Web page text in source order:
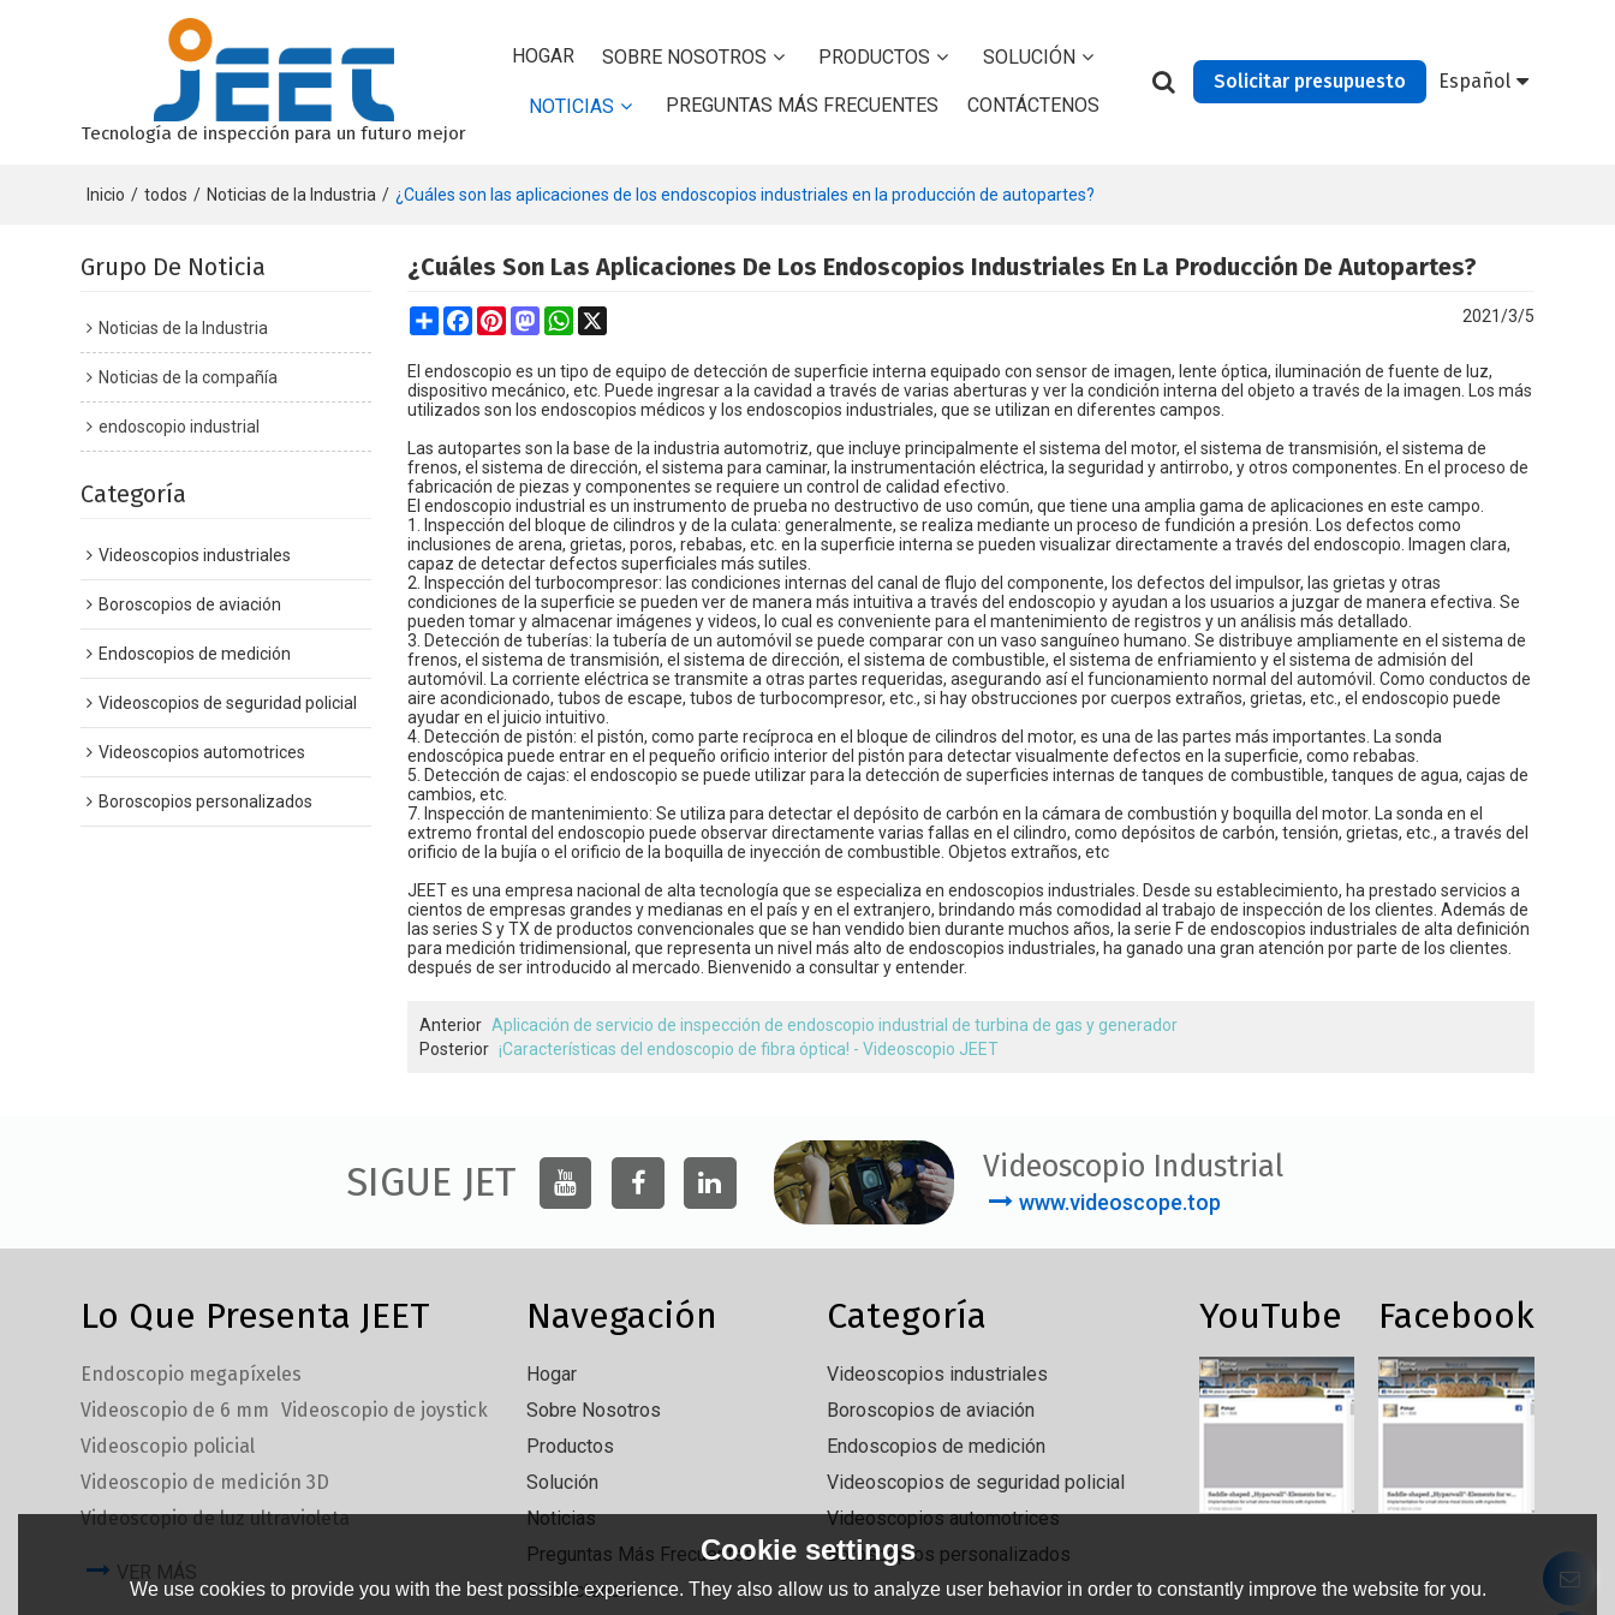
Tecnología de inspección para un futuro mejor
HOGAR SOBRE NOSOTROS PRODUCTOS SOLUCIÓN
NOTICIAS PREGUNTAS MÁS FRECUENTES CONTÁCTENOS
Solicitar presupuesto Español
Inicio / todos / Noticias de la Industria / ¿Cuáles son las aplicaciones de los endoscopios industriales en la producción de autopartes?
Grupo De Noticia
Noticias de la Industria
Noticias de la compañía
endoscopio industrial
Categoría
Videoscopios industriales
Boroscopios de aviación
Endoscopios de medición
Videoscopios de seguridad policial
Videoscopios automotrices
Boroscopios personalizados
¿Cuáles Son Las Aplicaciones De Los Endoscopios Industriales En La Producción De Autopartes?
ShareFacebook
PinterestMastodonWhatsApp 2021/3/5
El endoscopio es un tipo de equipo de detección de superficie interna equipado con sensor de imagen, lente óptica, iluminación de fuente de luz,
dispositivo mecánico, etc. Puede ingresar a la cavidad a través de varias aberturas y ver la condición interna del objeto a través de la imagen. Los más
utilizados son los endoscopios médicos y los endoscopios industriales, que se utilizan en diferentes campos.
Las autopartes son la base de la industria automotriz, que incluye principalmente el sistema del motor, el sistema de transmisión, el sistema de
frenos, el sistema de dirección, el sistema para caminar, la instrumentación eléctrica, la seguridad y antirrobo, y otros componentes. En el proceso de
fabricación de piezas y componentes se requiere un control de calidad efectivo.
El endoscopio industrial es un instrumento de prueba no destructivo de uso común, que tiene una amplia gama de aplicaciones en este campo.
1. Inspección del bloque de cilindros y de la culata: generalmente, se realiza mediante un proceso de fundición a presión. Los defectos como
inclusiones de arena, grietas, poros, rebabas, etc. en la superficie interna se pueden visualizar directamente a través del endoscopio. Imagen clara,
capaz de detectar defectos superficiales más sutiles.
2. Inspección del turbocompresor: las condiciones internas del canal de flujo del componente, los defectos del impulsor, las grietas y otras
condiciones de la superficie se pueden ver de manera más intuitiva a través del endoscopio y ayudan a los usuarios a juzgar de manera efectiva. Se
pueden tomar y almacenar imágenes y videos, lo cual es conveniente para el mantenimiento de registros y un análisis más detallado.
3. Detección de tuberías: la tubería de un automóvil se puede comparar con un vaso sanguíneo humano. Se distribuye ampliamente en el sistema de
frenos, el sistema de transmisión, el sistema de dirección, el sistema de combustible, el sistema de enfriamiento y el sistema de admisión del
automóvil. La corriente eléctrica se transmite a otras partes requeridas, asegurando así el funcionamiento normal del automóvil. Como conductos de
aire acondicionado, tubos de escape, tubos de turbocompresor, etc., si hay obstrucciones por cuerpos extraños, grietas, etc., el endoscopio puede
ayudar en el juicio intuitivo.
4. Detección de pistón: el pistón, como parte recíproca en el bloque de cilindros del motor, es una de las partes más importantes. La sonda
endoscópica puede entrar en el pequeño orificio interior del pistón para detectar visualmente defectos en la superficie, como rebabas.
5. Detección de cajas: el endoscopio se puede utilizar para la detección de superficies internas de tanques de combustible, tanques de agua, cajas de
cambios, etc.
7. Inspección de mantenimiento: Se utiliza para detectar el depósito de carbón en la cámara de combustión y boquilla del motor. La sonda en el
extremo frontal del endoscopio puede observar directamente varias fallas en el cilindro, como depósitos de carbón, tensión, grietas, etc., a través del
orificio de la bujía o el orificio de la boquilla de inyección de combustible. Objetos extraños, etc
JEET es una empresa nacional de alta tecnología que se especializa en endoscopios industriales. Desde su establecimiento, ha prestado servicios a
cientos de empresas grandes y medianas en el país y en el extranjero, brindando más comodidad al trabajo de inspección de los clientes. Además de
las series S y TX de productos convencionales que se han vendido bien durante muchos años, la serie F de endoscopios industriales de alta definición
para medición tridimensional, que representa un nivel más alto de endoscopios industriales, ha ganado una gran atención por parte de los clientes.
después de ser introducido al mercado. Bienvenido a consultar y entender.
Anterior Aplicación de servicio de inspección de endoscopio industrial de turbina de gas y generador
Posterior ¡Características del endoscopio de fibra óptica! - Videoscopio JEET
SIGUE JET Videoscopio Industrial
www.videoscope.top
Lo Que Presenta JEET
Endoscopio megapíxeles
Videoscopio de 6 mm Videoscopio de joystick
Videoscopio policial
Videoscopio de medición 3D
Videoscopio de luz ultravioleta
VER MÁS
Navegación
Hogar
Sobre Nosotros
Productos
Solución
Noticias
Preguntas Más Frecuentes
Contáctenos
Categoría
Videoscopios industriales
Boroscopios de aviación
Endoscopios de medición
Videoscopios de seguridad policial
Videoscopios automotrices
Boroscopios personalizados
YouTube Facebook
Cookie settings
We use cookies to provide you with the best possible experience. They also allow us to analyze user behavior in order to constantly improve the website for you.